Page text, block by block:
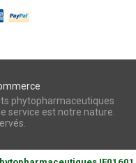
phytopharmaceutiques
service est notre nature.